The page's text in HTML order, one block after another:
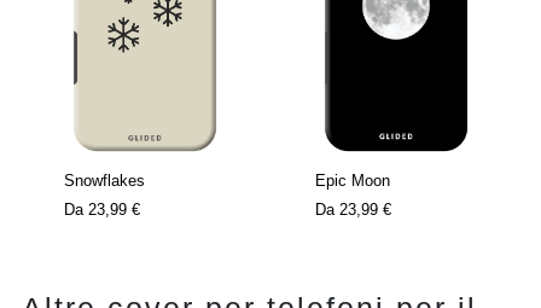
Snowflakes
Da 23,99 €
Epic Moon
Da 23,99 €